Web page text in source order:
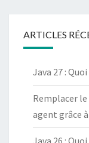
ARTICLES
Java 27 :
Remplacer le
agent grâce
Java 26 :